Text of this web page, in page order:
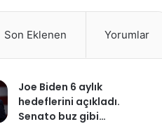
Son Eklenen Yorumlar
Joe Biden 6 aylık
hedeflerini açıkladı.
Senato buz gibi…